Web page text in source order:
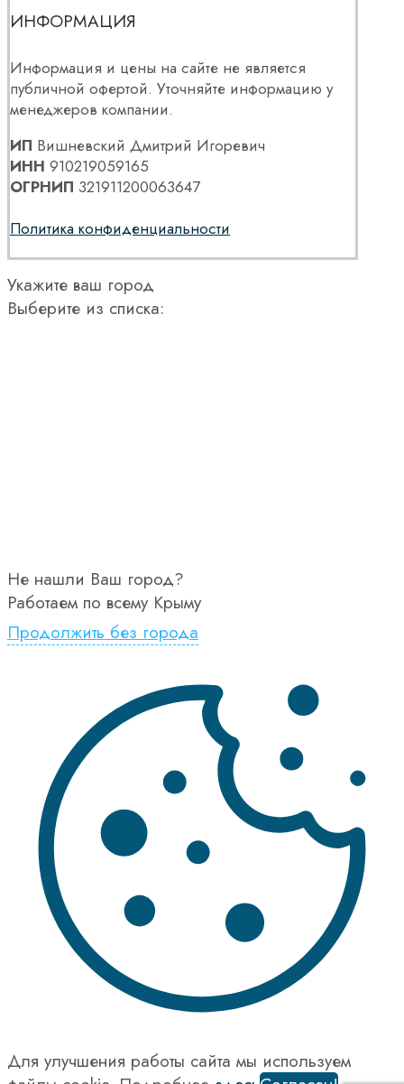
ИНФОРМАЦИЯ
Информация и цены на сайте не является
публичной офертой. Уточняйте информацию у
менеджеров компании.
ИП Вишневский Дмитрий Игоревич
ИНН 910219059165
ОГРНИП 321911200063647
Политика конфиденциальности
Укажите ваш город
Выберите из списка:
Не нашли Ваш город?
Работаем по всему Крыму
Продолжить без города
Для улучшения работы сайта мы используем